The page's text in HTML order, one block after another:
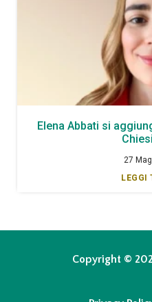
Elena Abbati si
27
LEGGI
Copyright ©